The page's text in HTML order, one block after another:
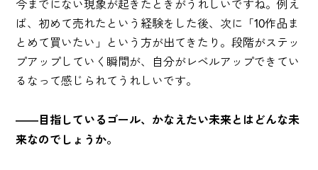
今までにない現象が起きたときがうれしいですね。例え
ば、初めて売れたという経験をした後、次に「10作品ま
とめて買いたい」という方が出てきたり。段階がステッ
プアップしていく瞬間が、自分がレベルアップできてい
るなって感じられてうれしいです。
――目指しているゴール、かなえたい未来とはどんな未
来なのでしょうか。